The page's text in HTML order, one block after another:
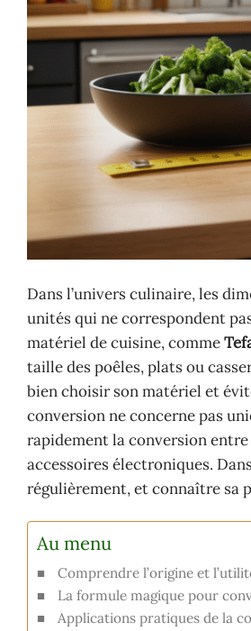
Dans l’univers culinaire, les
unités qui ne correspondent
matériel de cuisine, comme
taille des poêles, plats ou
bien choisir son matériel et
conversion ne concerne pas
rapidement la conversion
accessoires électroniques.
régulièrement, et connaître sa
Au menu
Comprendre l’origine et
La formule magique pour
Applications pratiques de la